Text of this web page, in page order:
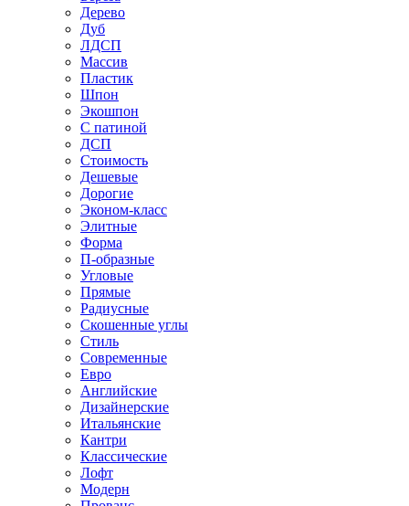
Дерево
Дуб
ЛДСП
Массив
Пластик
Шпон
Экошпон
С патиной
ДСП
Стоимость
Дешевые
Дорогие
Эконом-класс
Элитные
Форма
П-образные
Угловые
Прямые
Радиусные
Скошенные углы
Стиль
Современные
Евро
Английские
Дизайнерские
Итальянские
Кантри
Классические
Лофт
Модерн